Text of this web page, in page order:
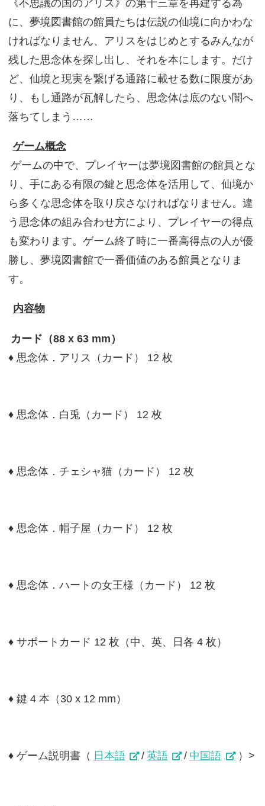
《不思議の国のアリス》の第十三章を再建する為
に、夢境図書館の館員たちは伝説の仙境に向かわな
ければなりません、アリスをはじめとするみんなが
残した思念体を探し出し、それを本にします。だけ
ど、仙境と現実を繋げる通路に載せる数に限度があ
り、もし通路が瓦解したら、思念体は底のない闇へ
落ちてしまう……
ゲーム概念
ゲームの中で、プレイヤーは夢境図書館の館員とな
り、手にある有限の鍵と思念体を活用して、仙境か
ら多くな思念体を取り戻さなければなりません。違
う思念体の組み合わせ方により、プレイヤーの得点
も変わります。ゲーム終了時に一番高得点の人が優
勝し、夢境図書館で一番価値のある館員となりま
す。
内容物
カード（88 x 63 mm）
♦ 思念体．アリス（カード） 12 枚
♦ 思念体．白兎（カード） 12 枚
♦ 思念体．チェシャ猫（カード） 12 枚
♦ 思念体．帽子屋（カード） 12 枚
♦ 思念体．ハートの女王様（カード） 12 枚
♦ サポートカード 12 枚（中、英、日各 4 枚）
♦ 鍵 4 本（30 x 12 mm）
♦ ゲーム説明書（ 日本語 /英語 / 中国語 ）>